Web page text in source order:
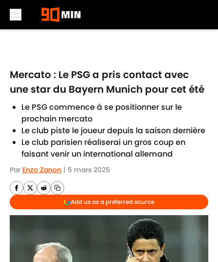
Mercato : Le PSG a pris contact avec
une star du Bayern Munich pour cet été
Le PSG commence à se positionner sur le
prochain mercato
Le club piste le joueur depuis la saison dernière
Le club parisien réaliserai un gros coup en
faisant venir un international allemand
Par Enzo Zanon | 5 mars 2025
Add us as a preferred source